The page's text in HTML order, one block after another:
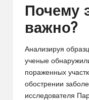
Почему
важно?
Анализируя
ученые
пораженных
обострении
исследователя